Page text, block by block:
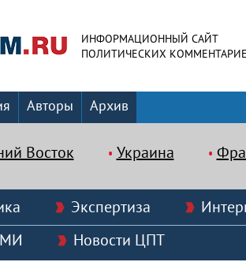
ИНФОРМАЦИОННЫЙ САЙТ
ПОЛИТИЧЕСКИХ
Авторы Архив
Восток Украина
Экспертиза
Новости ЦПТ